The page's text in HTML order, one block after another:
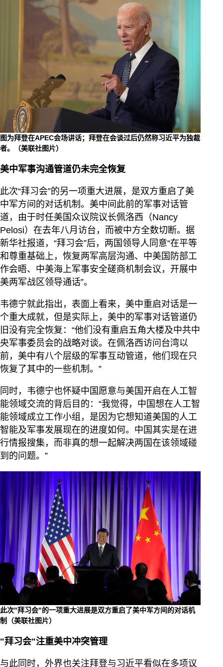
图为拜登在APEC会场讲话；拜登在会谈过后仍然称习近平为独裁
者。（美联社图片）
美中军事沟通管道仍未完全恢复
此次“拜习会”的另一项重大进展，是双方重启了美
中军方间的对话机制。美中间此前的军事对话管
道，由于时任美国众议院议长佩洛西（Nancy
Pelosi）在去年八月访台，而被中方全数切断。据
新华社报道，“拜习会”后，两国领导人同意“在平等
和尊重基础上，恢复两军高层沟通、中美国防部工
作会晤、中美海上军事安全磋商机制会议，开展中
美两军战区领导通话”。
韦德宁就此指出，表面上看来，美中重启对话是一
个重大成就，但是实际上，美中的军事对话管道仍
旧没有完全恢复：“他们没有重启五角大楼及中共中
央军事委员会的战略对谈。在佩洛西访问台湾以
前，美中有八个层级的军事互动管道，他们现在只
恢复了其中的一些机制。”
同时，韦德宁也怀疑中国愿意与美国开启在人工智
能领域交流的背后目的：“我觉得，中国想在人工智
能领域成立工作小组，是因为它想知道美国的人工
智能及军事发展现在的进度如何。中国其实是在进
行情报搜集，而非真的想一起解决两国在该领域碰
到的问题。”
此次"拜习会"的一项重大进展是双方重启了美中军方间的对话机
制（美联社图片）
"拜习会"注重美中冲突管理
与此同时，外界也关注拜登与习近平看似在多项议